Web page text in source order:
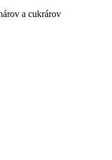
a cukrárov